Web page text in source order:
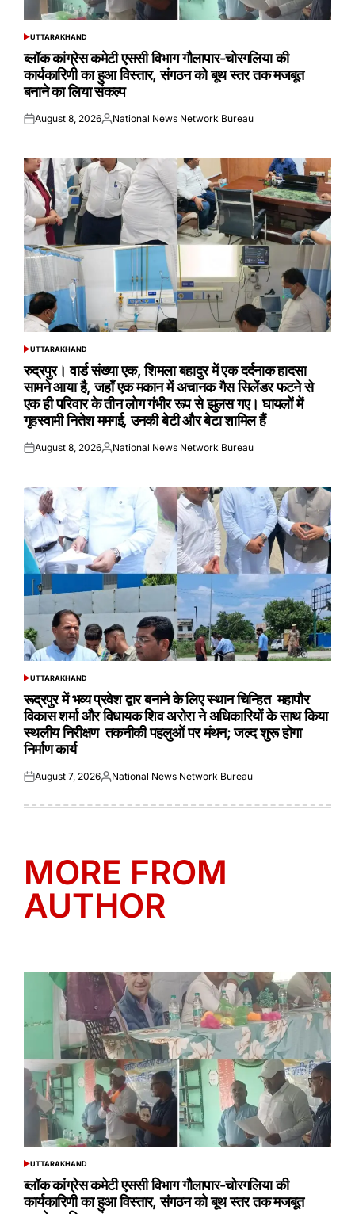
POSTED
UTTARAKHAND
ब्लॉक कांग्रेस कमेटी एससी विभाग गौलापार-चोरगलिया की
कार्यकारिणी का हुआ विस्तार, संगठन को बूथ स्तर तक मजबूत
बनाने का लिया संकल्प
Posted
August 8, 2026Posted
National News Network Bureau
POSTED
UTTARAKHAND
रुद्रपुर। वार्ड संख्या एक, शिमला बहादुर में एक दर्दनाक हादसा
सामने आया है, जहाँ एक मकान में अचानक गैस सिलेंडर फटने से
एक ही परिवार के तीन लोग गंभीर रूप से झुलस गए। घायलों में
गृहस्वामी नितेश ममगई, उनकी बेटी और बेटा शामिल हैं
Posted
August 8, 2026Posted
National News Network Bureau
POSTED
UTTARAKHAND
रूद्रपुर में भव्य प्रवेश द्वार बनाने के लिए स्थान चिन्हित महापौर
विकास शर्मा और विधायक शिव अरोरा ने अधिकारियों के साथ किया
स्थलीय निरीक्षण तकनीकी पहलुओं पर मंथन; जल्द शुरू होगा
निर्माण कार्य
Posted
August 7, 2026Posted
National News Network Bureau
MORE FROM
AUTHOR
POSTED
UTTARAKHAND
ब्लॉक कांग्रेस कमेटी एससी विभाग गौलापार-चोरगलिया की
कार्यकारिणी का हुआ विस्तार, संगठन को बूथ स्तर तक मजबूत